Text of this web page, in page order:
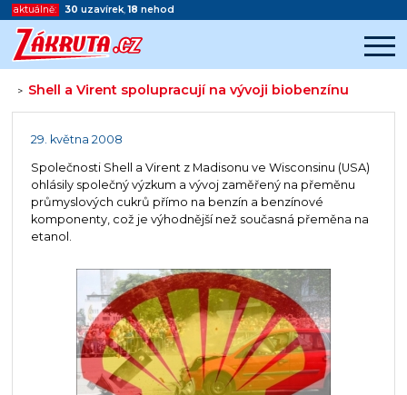
aktuálně: 30 uzavírek,18 nehod
> Shell a Virent spolupracují na vývoji biobenzínu
Začátek reklamy
29. května 2008
Společnosti Shell a Virent z Madisonu ve Wisconsinu (USA)
ohlásily společný výzkum a vývoj zaměřený na přeměnu
průmyslových cukrů přímo na benzín a benzínové
komponenty, což je výhodnější než současná přeměna na
etanol.